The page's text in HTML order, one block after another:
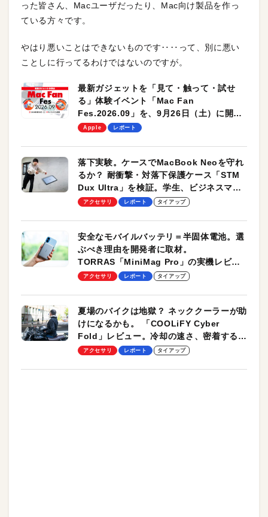
った皆さん、Macユーザだったり、Mac向け製品を作っ
ている方々です。
やはり悪いことはできないものです‥‥って、別に悪い
ことしに行ってるわけではないのですが。
最新ガジェットを「見て・触って・試せ
る」体験イベント「Mac Fan
Fes.2026.09」を、9月26日（土）に開催
します！
Apple レポート
落下実験。ケースでMacBook Neoを守れ
るか？ 耐衝撃・対落下保護ケース「STM
Dux Ultra」を検証。学生、ビジネスマン
のモバイルユースに最適！
アクセサリ レポート タイアップ
安全なモバイルバッテリ＝半固体電池。選
ぶべき理由を開発者に取材。
TORRAS「MiniMag Pro」の実機レビュ
ーも
アクセサリ レポート タイアップ
夏場のバイクは地獄？ ネッククーラーが助
けになるかも。 「COOLiFY Cyber
Fold」レビュー。冷却の速さ、密着する冷
却プレート、シンプルな操作性がグッド！
アクセサリ レポート タイアップ